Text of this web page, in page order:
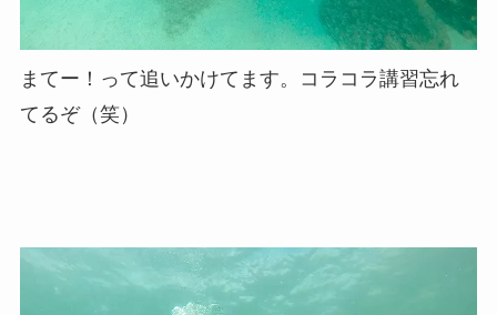
まてー！って追いかけてます。コラコラ講習忘れ
てるぞ（笑）